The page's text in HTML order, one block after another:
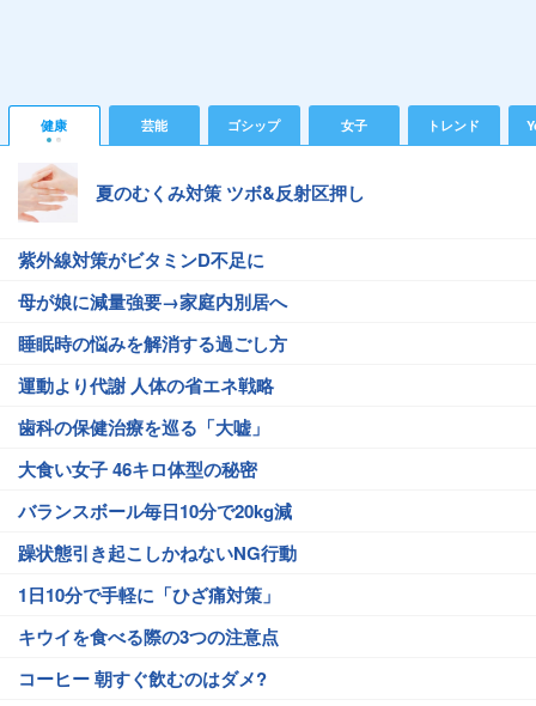
健康 芸能 ゴシップ 女子 トレンド
夏のむくみ対策 ツボ&反射区押し
紫外線対策がビタミンD不足に
母が娘に減量強要→家庭内別居へ
睡眠時の悩みを解消する過ごし方
運動より代謝 人体の省エネ戦略
歯科の保健治療を巡る「大嘘」
大食い女子 46キロ体型の秘密
バランスボール毎日10分で20kg減
躁状態引き起こしかねないNG行動
1日10分で手軽に「ひざ痛対策」
キウイを食べる際の3つの注意点
コーヒー 朝すぐ飲むのはダメ?